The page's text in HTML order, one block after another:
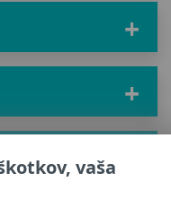
vaša